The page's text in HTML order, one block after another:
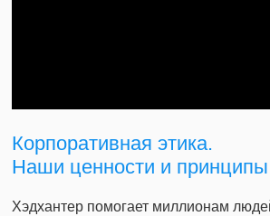
Корпоративная этика.
Наши ценности и принципы
Хэдхантер помогает миллионам